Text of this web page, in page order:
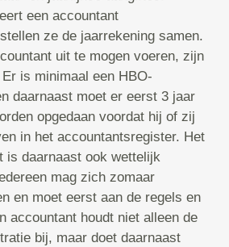
een accountant
ze de jaarrekening samen.
uit te mogen voeren, zijn
is minimaal een HBO-
daarnaast moet er eerst 3 jaar
opgedaan voordat hij of zij
in het accountantsregister. Het
is daarnaast ook wettelijk
mag zich zomaar
en moet eerst aan de regels en
accountant houdt niet alleen de
bij, maar doet daarnaast